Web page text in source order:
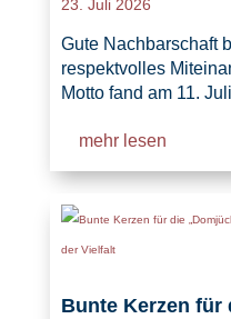
23. Juli 2026
Gute Nachbarschaft
respektvolles
Motto fand am 11.
mehr lesen
Bunte Kerzen für